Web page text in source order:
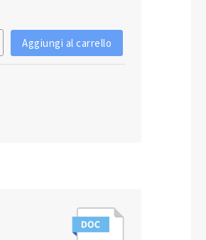
Aggiungi al carrello